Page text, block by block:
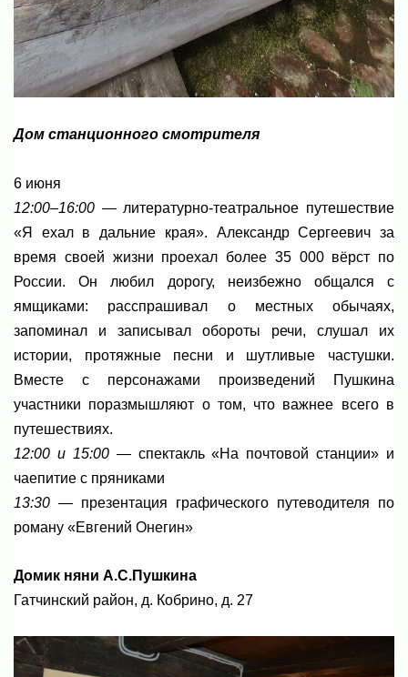
Дом станционного смотрителя
6 июня
12:00–16:00 — литературно-театральное путешествие
«Я ехал в дальние края». Александр Сергеевич за
время своей жизни проехал более 35 000 вёрст по
России. Он любил дорогу, неизбежно общался с
ямщиками: расспрашивал о местных обычаях,
запоминал и записывал обороты речи, слушал их
истории, протяжные песни и шутливые частушки.
Вместе с персонажами произведений Пушкина
участники поразмышляют о том, что важнее всего в
путешествиях.
12:00 и 15:00— спектакль «На почтовой станции» и
чаепитие с пряниками
13:30 — презентация графического путеводителя по
роману «Евгений Онегин»
Домик няни А.С.Пушкина
Гатчинский район, д. Кобрино, д. 27